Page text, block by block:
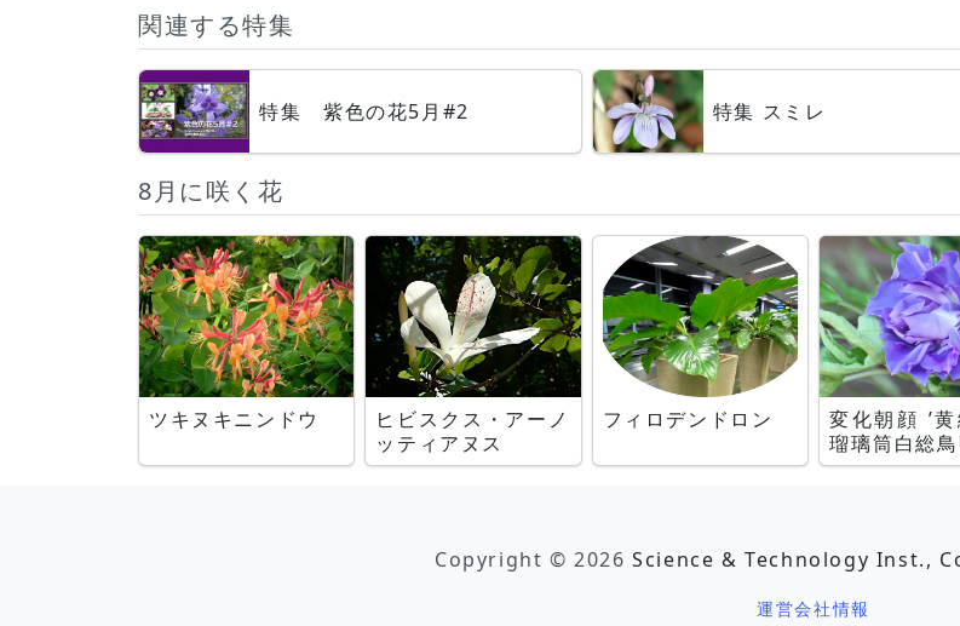
関連する特集
特集 紫色の花5月#2 特集 スミレ
8月に咲く花
ツキヌキニンドウ
ヒビスクス・アーノ
ッティアヌス
フィロデンドロン
変化朝顔 ’
瑠璃筒白総
台咲牡丹’
Copyright © 2026Science & Technology Inst.,
運営会社情報